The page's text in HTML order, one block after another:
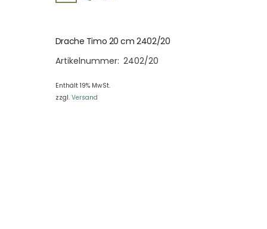
Drache Timo 20 cm 2402/20
Artikelnummer: 2402/20
Enthält 19% MwSt.
zzgl. Versand